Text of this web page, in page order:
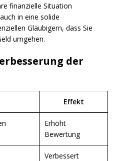
finanzielle Situation
in eine solide
Gläubigern, dass Sie
umgehen.
der
Effekt
Erhöht
Bewertung
Verbessert